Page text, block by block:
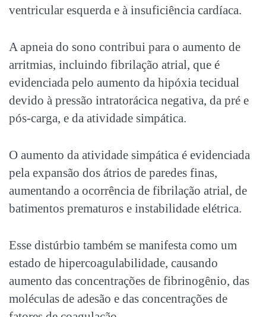
ventricular esquerda e à insuficiência cardíaca.
Aapneia do sono contribui para o aumento de
arritmias, incluindo fibrilação atrial, que é
evidenciada pelo aumento da hipóxia tecidual
devido à pressão intratorácica negativa, da pré e
pós-carga, e da atividade simpática.
O aumento da atividade simpática é evidenciada
pela expansão dos átrios de paredes finas,
aumentando a ocorrência de fibrilação atrial, de
batimentos prematuros e instabilidade elétrica.
Esse distúrbio também se manifesta como um
estado de hipercoagulabilidade, causando
aumento das concentrações de fibrinogênio, das
moléculas de adesão e das concentrações de